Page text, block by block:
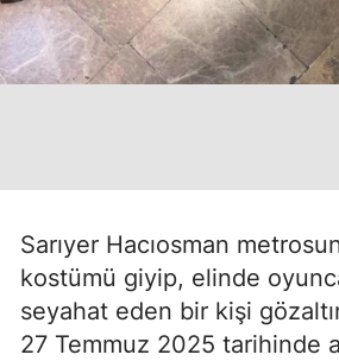
Sarıyer Hacıosman
kostümü giyip, elinde
seyahat eden bir kişi
27 Temmuz 2025 tarihinde